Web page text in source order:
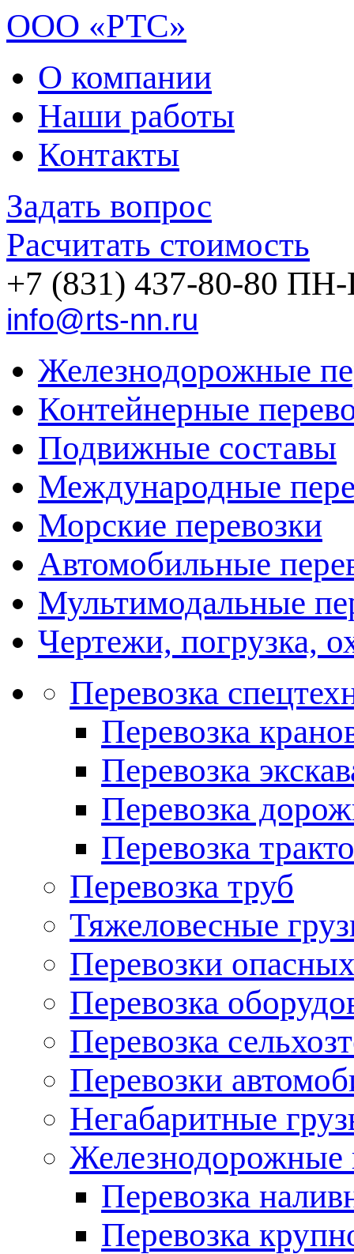
ООО «РТС»
О компании
Наши работы
Контакты
Задать вопрос
Расчитать стоимость
+7 (831) 437-80-80 ПН-
info@rts-nn.ru
Железнодорожные
Контейнерные
Подвижные составы
Международные
Морские перевозки
Автомобильные
Мультимодальные
Чертежи, погрузка,
Перевозка
Перевозка
Перевозка
Перевозка
Перевозка
Перевозка труб
Тяжеловесные
Перевозки
Перевозка
Перевозка
Перевозки
Негабаритные
Железнодорожные
Перевозка
Перевозка